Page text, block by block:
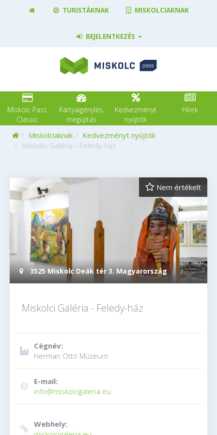
TURISTÁKNAK MISKOLCIAKNAK
BEJELENTKEZÉS
Miskolc Pass
Classic
Kártyaigénylés,
megújítás
Kedvezményt
nyújtók
Hírek
Kezdőoldal
Miskolciaknak
Kedvezményt nyújtók
Miskolci Galéria - Feledy-ház
3525 Miskolc Deák tér 3. Magyarország
Nem értékelt
Miskolci Galéria - Feledy-ház
Cégnév:
Herman Ottó Múzeum
E-mail:
info@miskolcigaleria.eu
Webhely: